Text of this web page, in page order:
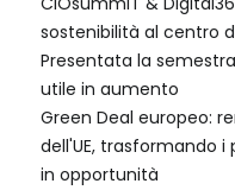
sostenibilità al centro
Presentata la
utile in aumento
Green Deal europeo:
dell'UE, trasformando
in opportunità